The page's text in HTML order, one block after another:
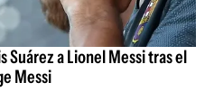
Suárez a Lionel Messi tras el
Messi